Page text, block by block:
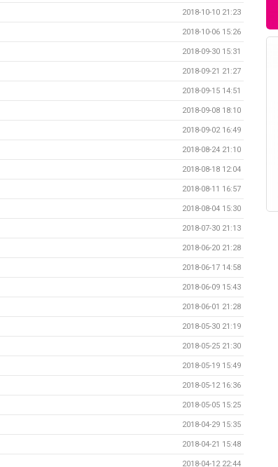
2018-10-10 21:23
2018-10-06 15:26
2018-09-30 15:31
2018-09-21 21:27
2018-09-15 14:51
2018-09-08 18:10
2018-09-02 16:49
2018-08-24 21:10
2018-08-18 12:04
2018-08-11 16:57
2018-08-04 15:30
2018-07-30 21:13
2018-06-20 21:28
2018-06-17 14:58
2018-06-09 15:43
2018-06-01 21:28
2018-05-30 21:19
2018-05-25 21:30
2018-05-19 15:49
2018-05-12 16:36
2018-05-05 15:25
2018-04-29 15:35
2018-04-21 15:48
2018-04-12 22:44